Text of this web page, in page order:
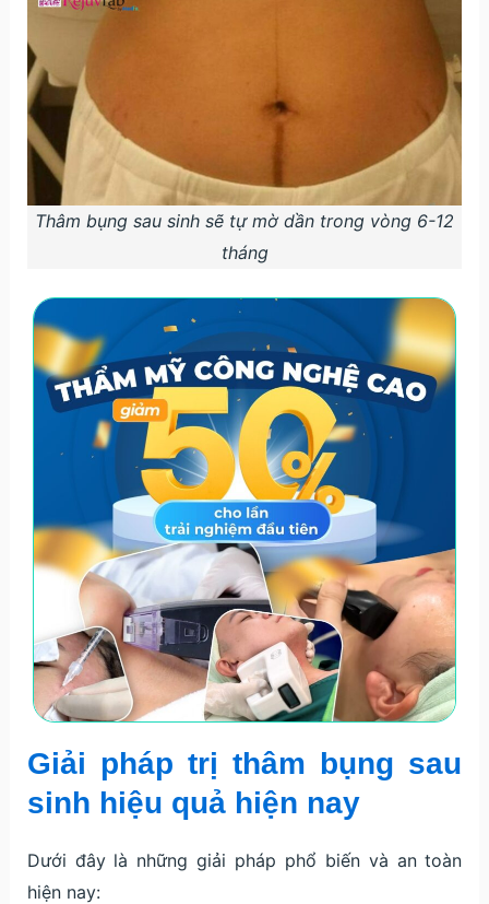
Thâm bụng sau sinh sẽ tự mờ dần trong vòng 6-12
tháng
Giải pháp trị thâm bụng sau
sinh hiệu quả hiện nay
Dưới đây là những giải pháp phổ biến và an toàn
hiện nay: